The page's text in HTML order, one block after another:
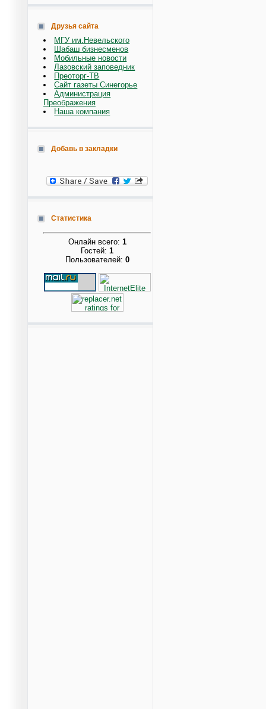
Друзья сайта
МГУ им.Невельского
Шабаш бизнесменов
Мобильные новости
Лазовский заповедник
Преоторг-ТВ
Сайт газеты Синегорье
Администрация
Преображения
Наша компания
Добавь в закладки
Статистика
Онлайн всего: 1
Гостей: 1
Пользователей: 0